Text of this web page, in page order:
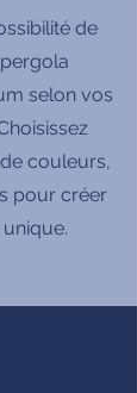
de
selon vos
couleurs,
pour créer